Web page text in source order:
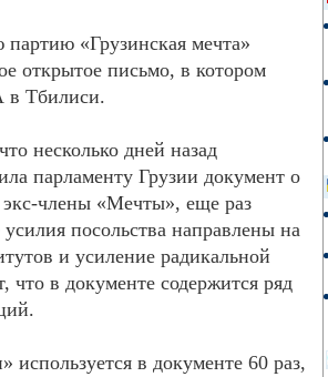
«Грузинская мечта»
открытое письмо, в котором
в Тбилиси.
несколько дней назад
парламенту Грузии документ о
члены «Мечты», еще раз
посольства направлены на
и усиление радикальной
в документе содержится ряд
используется в документе 60 раз,